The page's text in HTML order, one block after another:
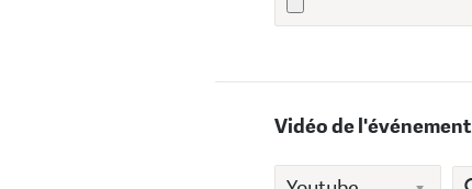
Vidéo de l'événement